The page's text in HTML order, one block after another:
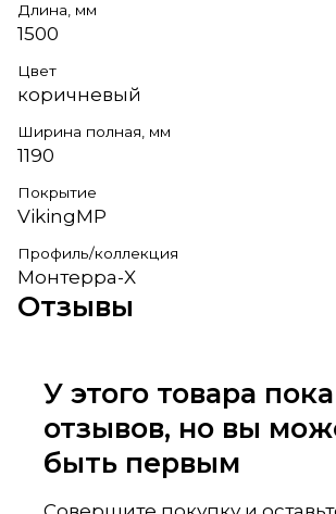
Длина, мм
1500
Цвет
коричневый
Ширина полная, мм
1190
Покрытие
VikingMP
Профиль/коллекция
Монтерра-X
Отзывы
У этого товара
отзывов, но вы
быть первым